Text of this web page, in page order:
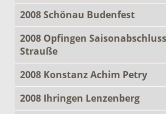
2008 Schönau Budenfest
2008 Opfingen
Strauße
2008 Konstanz Achim Petry
2008 Ihringen Lenzenberg